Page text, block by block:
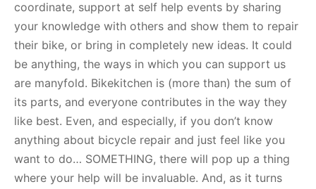
coordinate, support at self help events by sharing
your knowledge with others and show them to repair
their bike, or bring in completely new ideas. It could
be anything, the ways in which you can support us
are manyfold. Bikekitchen is (more than) the sum of
its parts, and everyone contributes in the way they
like best. Even, and especially, if you don’t know
anything about bicycle repair and just feel like you
want to do… SOMETHING, there will pop up a thing
where your help will be invaluable. And, as it turns